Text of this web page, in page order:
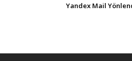
Yandex Mail